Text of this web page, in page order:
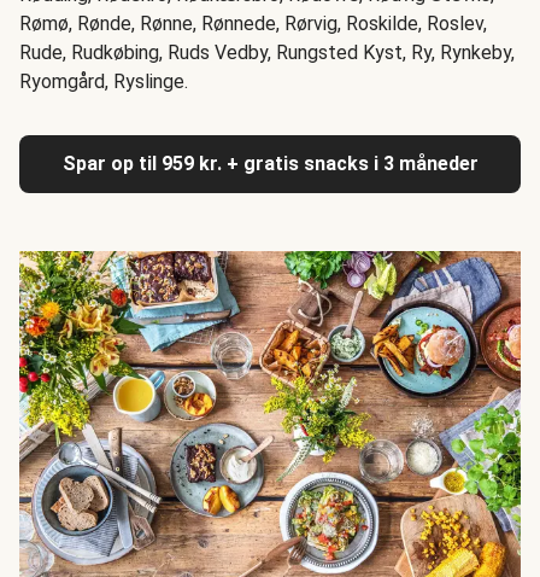
Rømø, Rønde, Rønne, Rønnede, Rørvig, Roskilde, Roslev,
Rude, Rudkøbing, Ruds Vedby, Rungsted Kyst, Ry, Rynkeby,
Ryomgård, Ryslinge.
Spar op til 959 kr. + gratis snacks i 3 måneder